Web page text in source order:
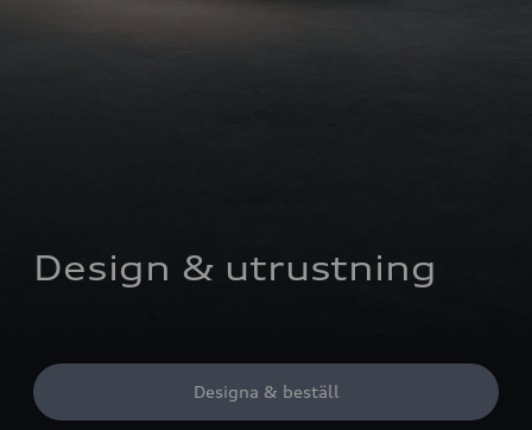
Design & utrustning
Designa & beställ